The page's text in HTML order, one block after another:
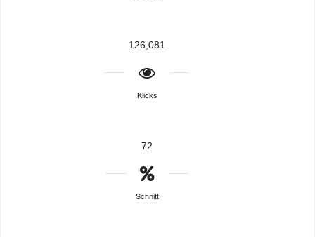
126,081
Klicks
72
Schnitt